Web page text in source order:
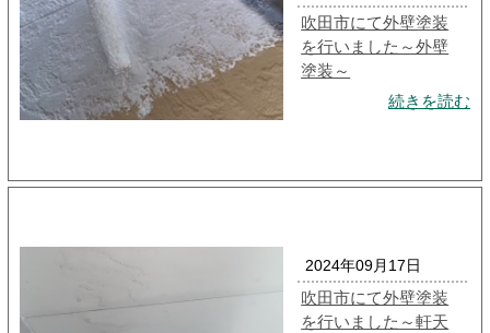
吹田市にて外壁塗装
を行いました～外壁
塗装～
続きを読む
2024年09月17日
吹田市にて外壁塗装
を行いました～軒天